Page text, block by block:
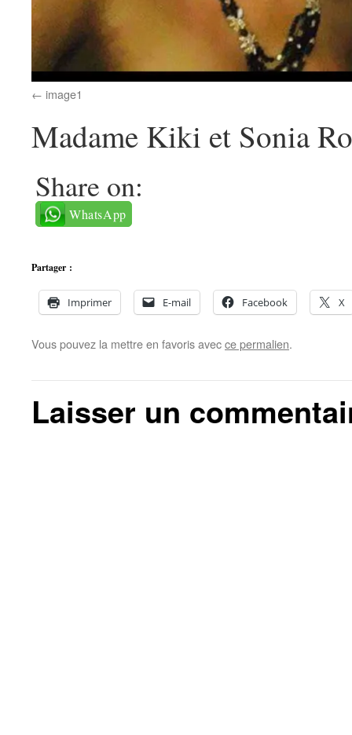
image1
Madame Kiki et Sonia
Share on:
WhatsApp
Partager :
Imprimer E-mail Facebook X
Vous pouvez la mettre en favoris avecce permalien.
Laisser un